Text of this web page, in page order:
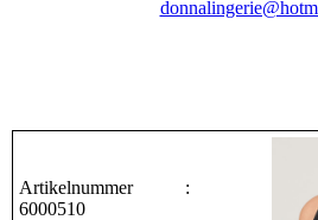
Artikelnummer :
6000510